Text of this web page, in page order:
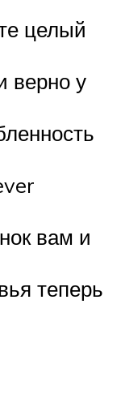
целый
верно у
вам и
теперь